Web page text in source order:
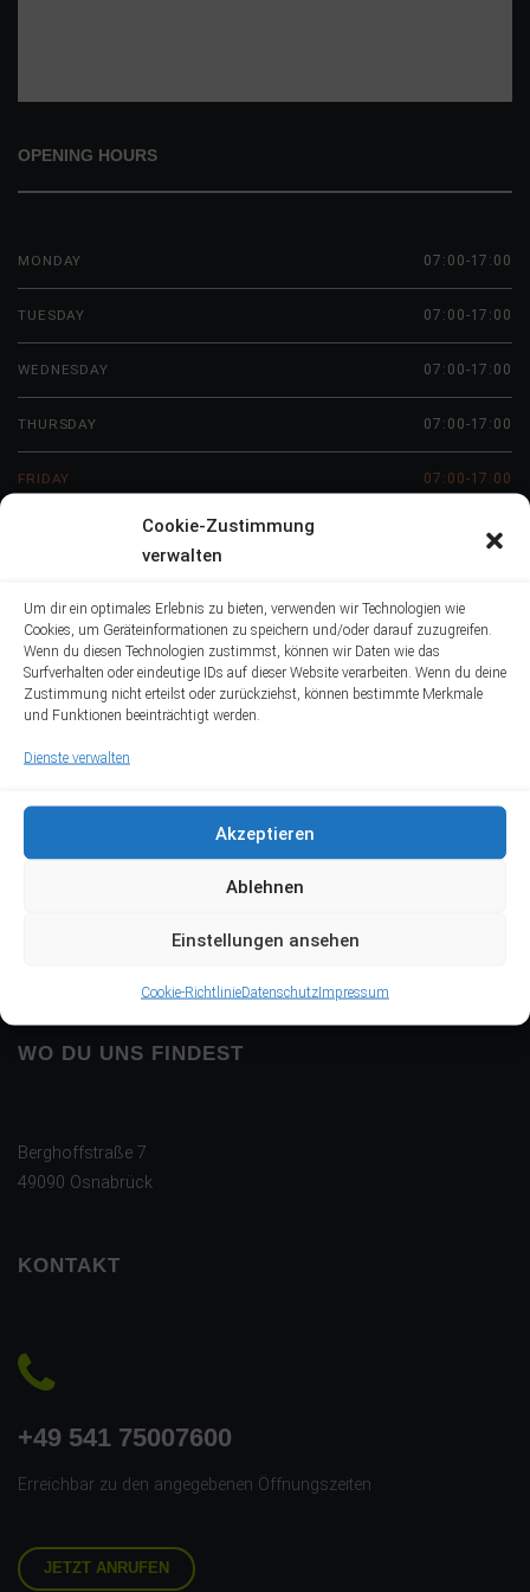
Cookie-Zustimmung
verwalten
Um dir ein optimales Erlebnis zu bieten, verwenden wir Technologien wie
Cookies, um Geräteinformationen zu speichern und/oder darauf zuzugreifen.
Wenn du diesen Technologien zustimmst, können wir Daten wie das
Surfverhalten oder eindeutige IDs auf dieser Website verarbeiten. Wenn du deine
Zustimmung nicht erteilst oder zurückziehst, können bestimmte Merkmale
und Funktionen beeinträchtigt werden.
Dienste verwalten
Akzeptieren
Ablehnen
Einstellungen ansehen
Cookie-RichtlinieDatenschutzImpressum
OPENING HOURS
MONDAY 07:00-17:00
TUESDAY 07:00-17:00
WEDNESDAY 07:00-17:00
THURSDAY 07:00-17:00
FRIDAY 07:00-17:00
07:00-17:00
WO DU UNS FINDEST
Berghoffstraße 7
49090 Osnabrück
KONTAKT
+49 541 75007600
Erreichbar zu den angegebenen Öffnungszeiten
JETZT ANRUFEN